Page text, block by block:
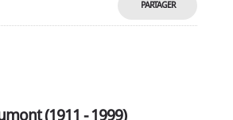
PARTAGER
(1911 - 1999)